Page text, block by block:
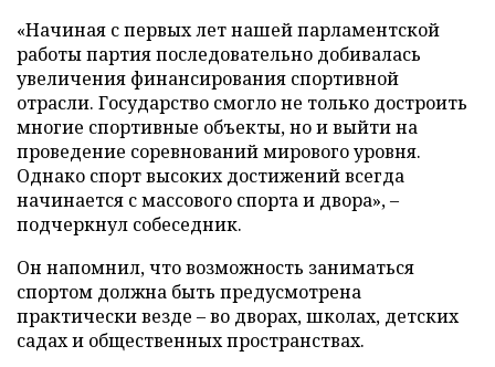
«Начиная с первых лет нашей парламентской
работы партия последовательно добивалась
увеличения финансирования спортивной
отрасли. Государство смогло не только достроить
многие спортивные объекты, но и выйти на
проведение соревнований мирового уровня.
Однако спорт высоких достижений всегда
начинается с массового спорта и двора», –
подчеркнул собеседник.
Он напомнил, что возможность заниматься
спортом должна быть предусмотрена
практически везде – во дворах, школах, детских
садах и общественных пространствах.